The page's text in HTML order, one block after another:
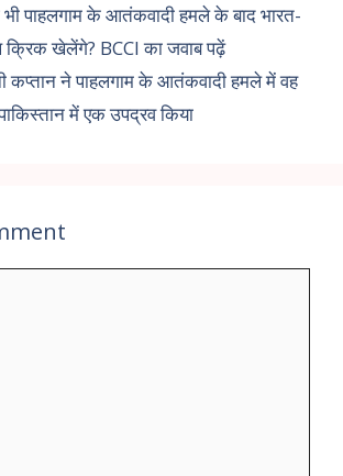
पाहलगाम के आतंकवादी हमले के बाद भारत-
क्रिक खेलेंगे? BCCI का जवाब पढ़ें
कप्तान ने पाहलगाम के आतंकवादी हमले में वह
में एक उपद्रव किया